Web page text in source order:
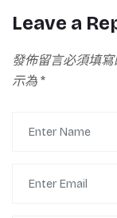
Leave a
發佈留言必須填
示為 *